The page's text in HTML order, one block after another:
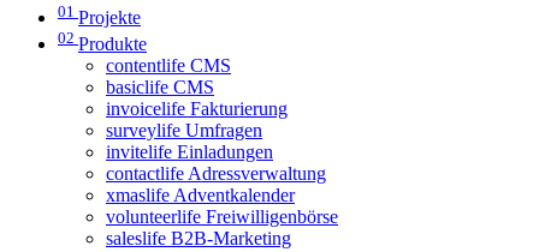
01 Projekte
02 Produkte
contentlife CMS
basiclife CMS
invoicelife Fakturierung
surveylife Umfragen
invitelife Einladungen
contactlife Adressverwaltung
xmaslife Adventkalender
volunteerlife Freiwilligenbörse
saleslife B2B-Marketing